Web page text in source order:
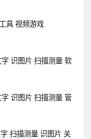
工具 视频游戏
字 识图片 扫描测量 软
字 识图片 扫描测量 管
扫描测量 识图片 关